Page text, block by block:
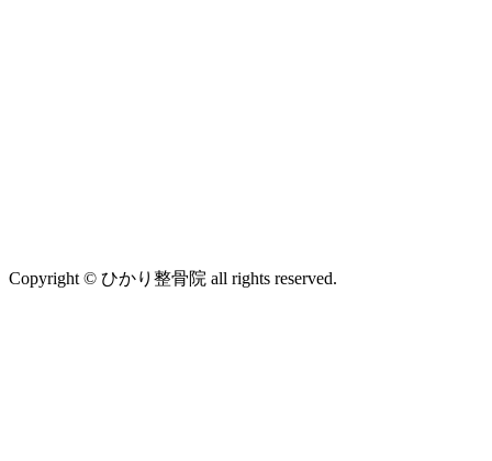
Copyright © ひかり整骨院 all rights reserved.